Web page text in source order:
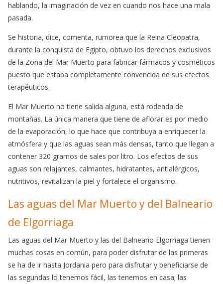
hablando, la imaginación de vez en cuando nos hace una mala
pasada.
Se historia, dice, comenta, rumorea que la Reina Cleopatra,
durante la conquista de Egipto, obtuvo los derechos exclusivos
de la Zona del Mar Muerto para fabricar fármacos y cosméticos
puesto que estaba completamente convencida de sus efectos
terapéuticos.
El Mar Muerto no tiene salida alguna, está rodeada de
montañas. La única manera que tiene de aflorar es por medio
de la evaporación, lo que hace que contribuya a enriquecer la
atmósfera y que las aguas sean más densas, tanto que llegan a
contener 320 gramos de sales por litro. Los efectos de sus
aguas son relajantes, calmantes, hidratantes, antialérgicos,
nutritivos, revitalizan la piel y fortalece el organismo.
Las aguas del Mar Muerto y del Balneario
de Elgorriaga
Las aguas del Mar Muerto y las del Balneario Elgorriaga tienen
muchas cosas en común, para poder disfrutar de las primeras
se ha de ir hasta Jordania pero para disfrutar y beneficiarse de
las segundas lo tenemos fácil, las tenemos en casa; las